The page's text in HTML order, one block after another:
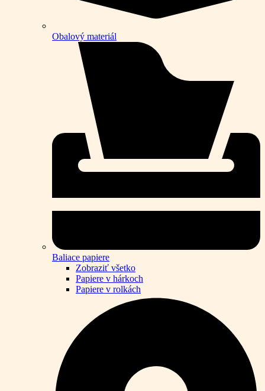
Obalový materiál
Baliace papiere
Zobraziť všetko
Papiere v hárkoch
Papiere v rolkách